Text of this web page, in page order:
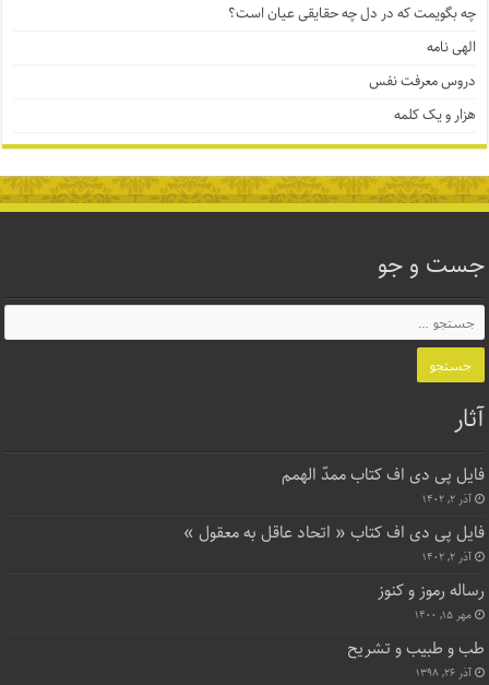
چه بگویمت که در دل چه حقایقی عیان است؟
الهی نامه
دروس معرفت نفس
هزار و یک کلمه
جست و جو
آثار
فایل پی دی اف کتاب ممدّ الهمم
آذر ۲, ۱۴۰۲
فایل پی دی اف کتاب « اتحاد عاقل به معقول »
آذر ۲, ۱۴۰۲
رساله رموز و کنوز
مهر ۱۵, ۱۴۰۰
طب و طبیب و تشریح
آذر ۲۶, ۱۳۹۸